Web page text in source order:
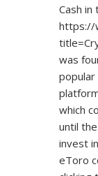
Cash in
https://
was
which
until
invest
eToro